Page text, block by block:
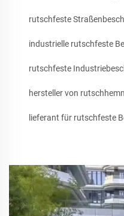
rutschfeste
industrielle rutschfeste
rutschfeste
hersteller von
lieferant für rutschfeste